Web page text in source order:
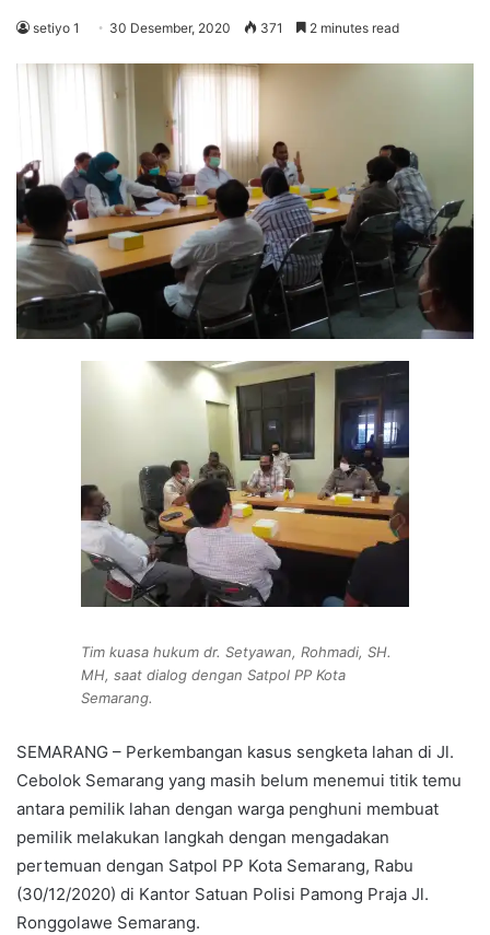
setiyo 1 30 Desember, 2020 371 2 minutes read
Tim kuasa hukum dr. Setyawan, Rohmadi, SH.
MH, saat dialog dengan Satpol PP Kota
Semarang.
SEMARANG – Perkembangan kasus sengketa lahan di Jl.
Cebolok Semarang yang masih belum menemui titik temu
antara pemilik lahan dengan warga penghuni membuat
pemilik melakukan langkah dengan mengadakan
pertemuan dengan Satpol PP Kota Semarang, Rabu
(30/12/2020) di Kantor Satuan Polisi Pamong Praja Jl.
Ronggolawe Semarang.